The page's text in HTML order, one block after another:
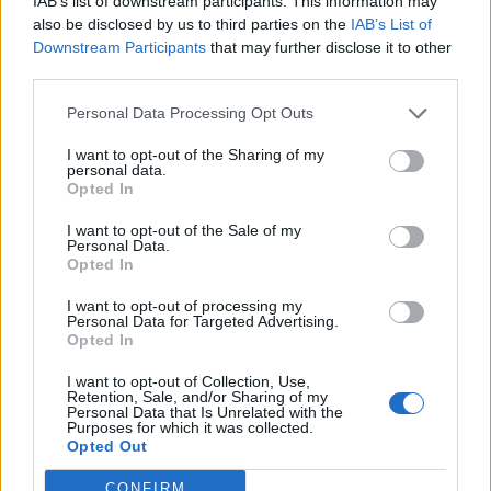
also be disclosed by us to third parties on the IAB’s List of
Downstream Participants that may further disclose it to other
Personal Data Processing Opt Outs
I want to opt-out of the Sharing of my
personal data.
Opted In
I want to opt-out of the Sale of my
Personal Data.
Opted In
I want to opt-out of processing my
Personal Data for Targeted Advertising.
Opted In
I want to opt-out of Collection, Use,
Retention, Sale, and/or Sharing of my
Personal Data that Is Unrelated with the
Purposes for which it was collected.
Opted Out
Zjarret në vend, Ministria
nën monitorim, zonat e
banuara jashtë rrezikut
Thirrje nga Rrogozhina:
bashkimin me Kavajën,
kërkojnë ruajtjen e
Memaliaj kundër reformës
territoriale, banorët
refuzojnë bashkimin me
Tepelenën
Sheshin Skënderbej,
emigranti: Shqiptarët
meritojnë meritokraci dhe